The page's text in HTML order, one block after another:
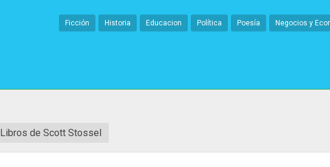
Ficción Historia Educacion Política Poesía Negocios y
Libros de Scott Stossel